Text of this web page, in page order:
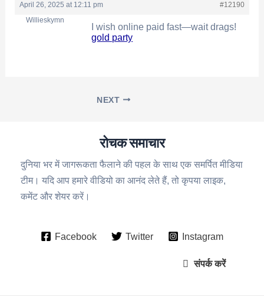
April 26, 2025 at 12:11 pm
#12190
Willieskymn
I wish online paid fast—wait drags!
gold party
NEXT
रोचक समाचार
दुनिया भर में जागरूकता फैलाने की पहल के साथ एक समर्पित मीडिया
टीम। यदि आप हमारे वीडियो का आनंद लेते हैं, तो कृपया लाइक,
कमेंट और शेयर करें।
Facebook Twitter Instagram
संपर्क करें